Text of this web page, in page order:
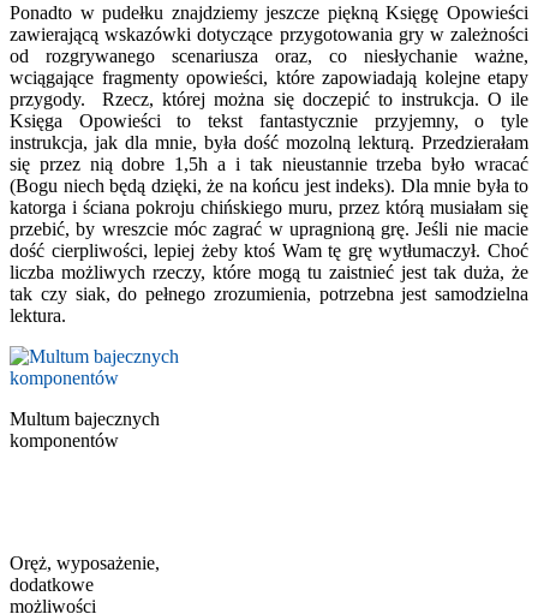
Ponadto w pudełku znajdziemy jeszcze piękną Księgę Opowieści
zawierającą wskazówki dotyczące przygotowania gry w zależności
od rozgrywanego scenariusza oraz, co niesłychanie ważne,
wciągające fragmenty opowieści, które zapowiadają kolejne etapy
przygody. Rzecz, której można się doczepić to instrukcja. O ile
Księga Opowieści to tekst fantastycznie przyjemny, o tyle
instrukcja, jak dla mnie, była dość mozolną lekturą. Przedzierałam
się przez nią dobre 1,5h a i tak nieustannie trzeba było wracać
(Bogu niech będą dzięki, że na końcu jest indeks). Dla mnie była to
katorga i ściana pokroju chińskiego muru, przez którą musiałam się
przebić, by wreszcie móc zagrać w upragnioną grę. Jeśli nie macie
dość cierpliwości, lepiej żeby ktoś Wam tę grę wytłumaczył. Choć
liczba możliwych rzeczy, które mogą tu zaistnieć jest tak duża, że
tak czy siak, do pełnego zrozumienia, potrzebna jest samodzielna
lektura.
Multum bajecznych
komponentów
Oręż, wyposażenie,
dodatkowe
możliwości